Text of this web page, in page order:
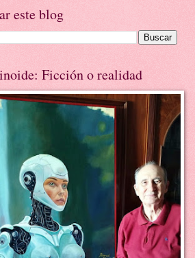
este blog
Ficción o realidad